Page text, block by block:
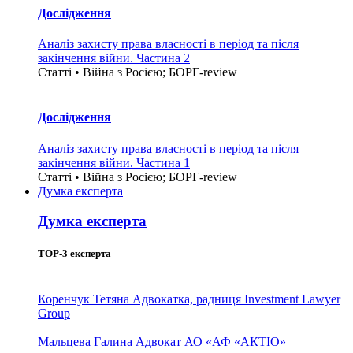
Дослідження
Аналіз захисту права власності в період та після
закінчення війни. Частина 2
Статті • Війна з Росією; БОРГ-review
Дослідження
Аналіз захисту права власності в період та після
закінчення війни. Частина 1
Статті • Війна з Росією; БОРГ-review
Думка експерта
Думка експерта
TOP-3 експерта
Коренчук Тетяна Адвокатка, радниця Investment Lawyer
Group
Мальцева Галина Адвокат АО «АФ «АКТІО»